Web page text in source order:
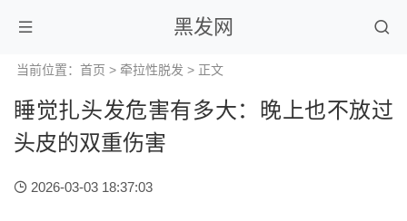
黑发网
当前位置： 首页 > 牵拉性脱发 > 正文
睡觉扎头发危害有多大：晚上也不放过
头皮的双重伤害
2026-03-03 18:37:03